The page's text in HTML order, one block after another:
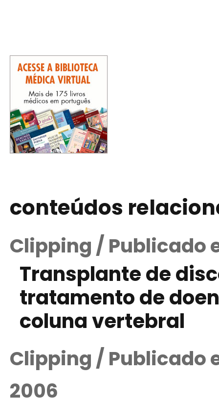
conteúdos
Clipping / Publicado
Transplante de
tratamento de
coluna vertebral
Clipping / Publicado
2006